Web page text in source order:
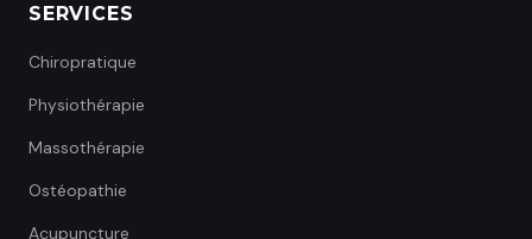
SERVICES
Chiropratique
Physiothérapie
Massothérapie
Ostéopathie
Acupuncture